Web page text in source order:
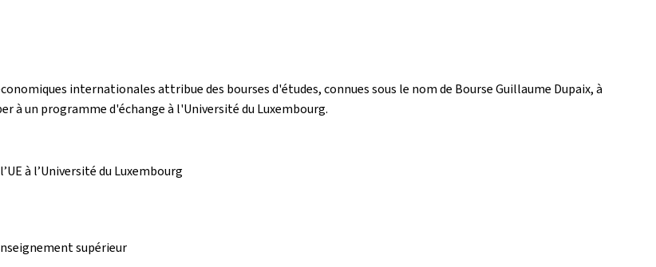
internationales attribue des bourses d'études, connues sous le nom de Bourse Guillaume Dupaix, à
à un programme d'échange à l'Université du Luxembourg.
à l’Université du Luxembourg
supérieur